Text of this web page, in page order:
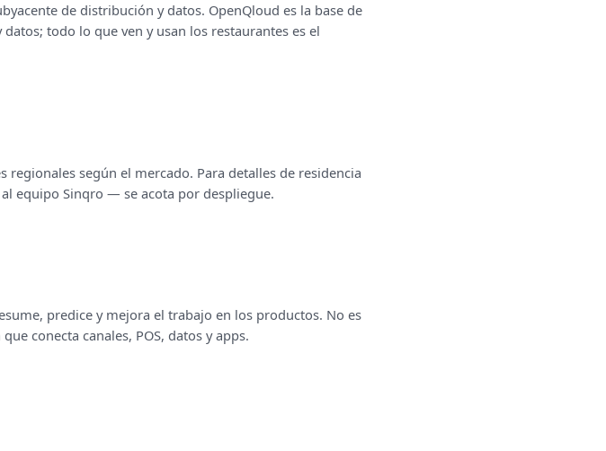
de distribución y datos. OpenQloud es la base de
todo lo que ven y usan los restaurantes es el
según el mercado. Para detalles de residencia
equipo Sinqro — se acota por despliegue.
predice y mejora el trabajo en los productos. No es
conecta canales, POS, datos y apps.